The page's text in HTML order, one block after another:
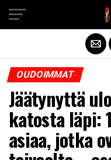
OUDOIMMAT
Jäätynyttä
katosta läpi:
asiaa, jotka
Exit